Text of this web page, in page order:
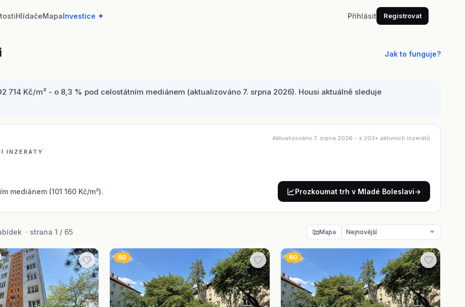
HlídačeMapaInvestice ✦ Přihlásit Registrovat
Jak to funguje?
714 Kč/m² - o 8,3 % pod celostátním mediánem (aktualizováno 7. srpna 2026). Housi aktuálně sleduje
Aktualizováno 7. srpna 2026 - z 203+ aktivních inzerátů
INZERÁTY
mediánem (101 160 Kč/m²). Prozkoumat trh v Mladé Boleslavi→
· strana 1 / 65 Mapa
60 60